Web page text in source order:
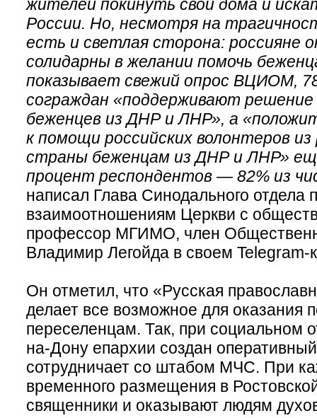
жителей покинуть свои дома и
России. Но, несмотря на
есть и светлая сторона: россияне
солидарны в желании помочь
показывает свежий опрос ВЦИОМ,
сограждан «поддерживают
беженцев из ДНР и ЛНР», а
к помощи российских волонтеров из
страны беженцам из ДНР и ЛНР»
процент респондентов — 82% из
написал Глава Синодального отдела
взаимоотношениям Церкви с
профессор МГИМО, член
Владимир Легойда в своем Telegram-
Он отметил, что «Русская
делает все возможное для оказания
переселенцам. Так, при социальном
на-Дону епархии создан
сотрудничает со штабом МЧС. При
временного размещения в
священники и оказывают людям